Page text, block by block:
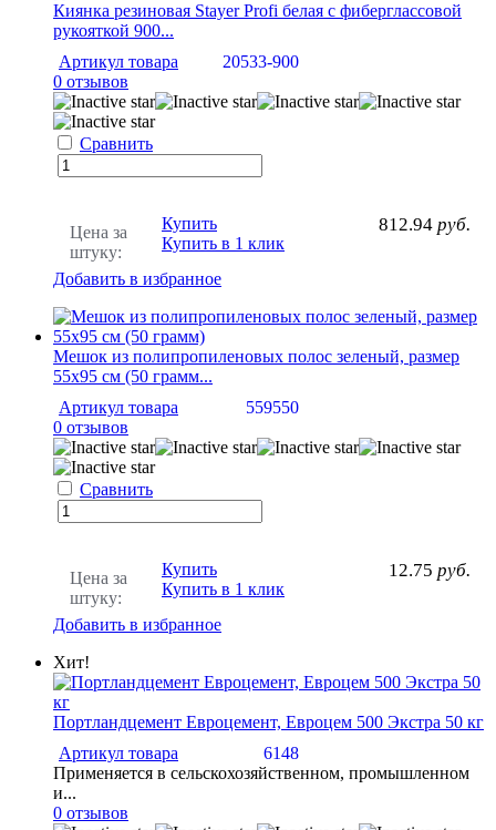
Киянка резиновая Stayer Profi белая с фиберглассовой
рукояткой 900...
Артикул товара
20533-900
0 отзывов
Сравнить
Цена за
штуку:
812.94 руб.
Купить
Купить в 1 клик
Добавить в избранное
Мешок из полипропиленовых полос зеленый, размер
55х95 см (50 грамм...
Артикул товара
559550
0 отзывов
Сравнить
Цена за
штуку:
12.75 руб.
Купить
Купить в 1 клик
Добавить в избранное
Хит!
Портландцемент Евроцемент, Евроцем 500 Экстра 50 кг
Артикул товара
6148
Применяется в сельскохозяйственном, промышленном
и...
0 отзывов